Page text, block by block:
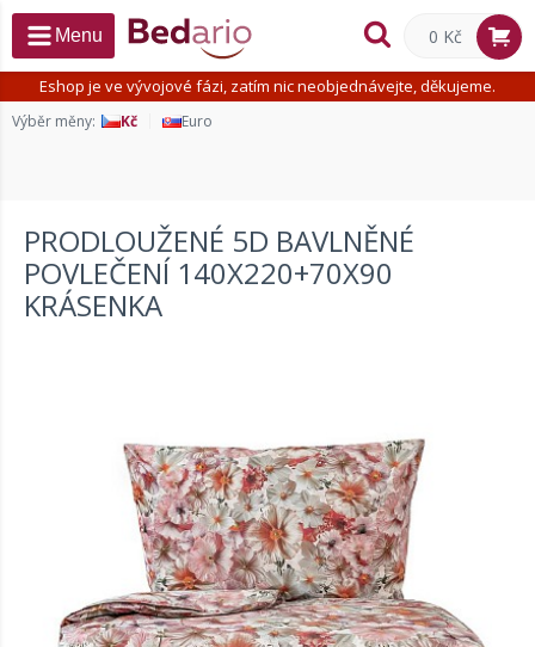
Eshop je ve vývojové fázi, zatím nic neobjednávejte, děkujeme.
Výběr měny: Kč Euro
Menu 0 Kč
PRODLOUŽENÉ 5D BAVLNĚNÉ
POVLEČENÍ 140X220+70X90
KRÁSENKA